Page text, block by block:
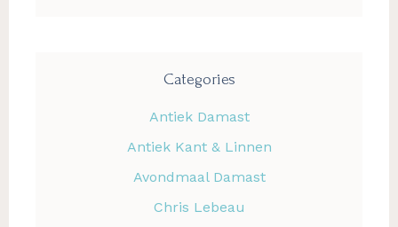
Categories
Antiek Damast
Antiek Kant & Linnen
Avondmaal Damast
Chris Lebeau